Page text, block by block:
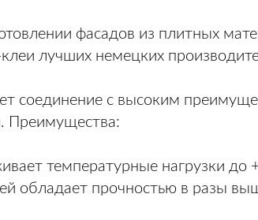
фасадов из плитных
лучших немецких
соединение с высоким
Преимущества:
температурные нагрузки до
обладает прочностью в разы